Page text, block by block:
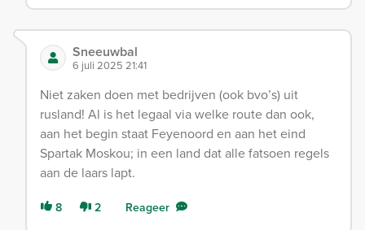
Sneeuwbal
6 juli 2025 21:41
Niet zaken doen met bedrijven (ook bvo’s) uit
rusland! Al is het legaal via welke route dan ook,
aan het begin staat Feyenoord en aan het eind
Spartak Moskou; in een land dat alle fatsoen regels
aan de laars lapt.
8 2 Reageer